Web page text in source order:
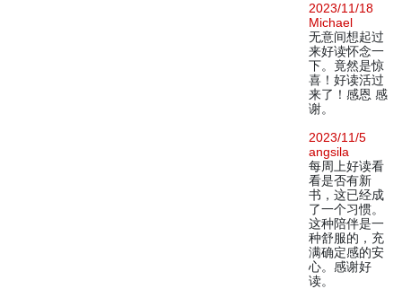
2023/11/18
Michael
无意间想起过
来好读怀念一
下。竟然是惊
喜！好读活过
来了！感恩 感
谢。
2023/11/5
angsila
每周上好读看
看是否有新
书，这已经成
了一个习惯。
这种陪伴是一
种舒服的，充
满确定感的安
心。感谢好
读。